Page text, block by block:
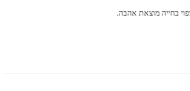
בחייה מוצאת אהבה.
אתם קוראים רק מותחן אחד, קחו את זה של אדיבה גפן."